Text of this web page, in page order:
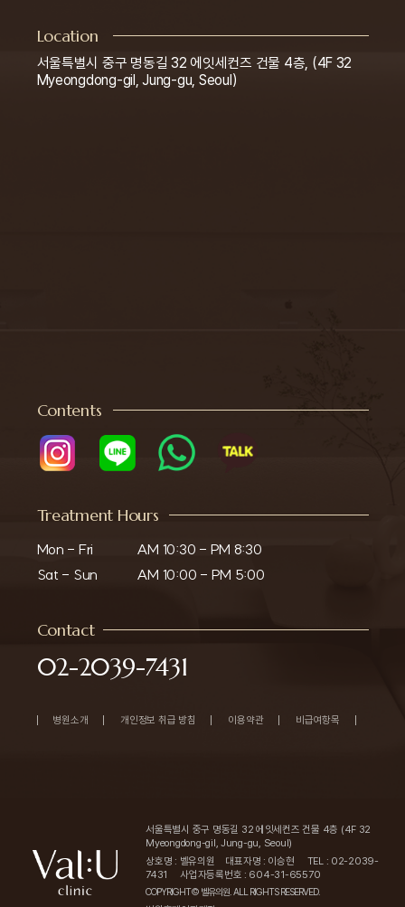
Location
서울특별시 중구 명동길 32 에잇세컨즈 건물 4층, (4F 32
Myeongdong-gil, Jung-gu, Seoul)
Contents
Treatment Hours
Mon - Fri
Sat - Sun
AM 10:30 - PM 8:30
AM 10:00 - PM 5:00
Contact
02-2039-7431
병원소개 개인정보 취급 방침 이용약관 비급여항목
서울특별시 중구 명동길 32 에잇세컨즈 건물 4층 (4F 32
Myeongdong-gil, Jung-gu, Seoul)
상호명 : 벨유의원
대표자명 : 이승현
TEL : 02-2039-
7431
사업자등록번호 : 604-31-65570
COPYRIGHT© 벨유의원. ALL RIGHTS RESERVED.